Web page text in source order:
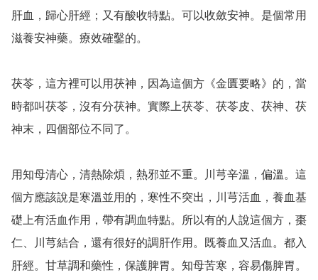
肝血，歸心肝經；又有酸收特點。可以收斂安神。是個常用
滋養安神藥。療效確鑿的。
茯苓，這方裡可以用茯神，因為這個方《金匱要略》的，當
時都叫茯苓，沒有分茯神。實際上茯苓、茯苓皮、茯神、茯
神末，四個部位不同了。
用知母清心，清熱除煩，熱邪並不重。川芎辛溫，偏溫。這
個方應該說是寒溫並用的，寒性不突出，川芎活血，養血基
礎上有活血作用，帶有調血特點。所以有的人說這個方，棗
仁、川芎結合，還有很好的調肝作用。既養血又活血。都入
肝經。甘草調和藥性，保護脾胃。知母苦寒，容易傷脾胃。